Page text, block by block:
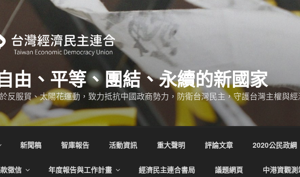
由、平等、團結、永續的新國家
反服貿、太陽花運動，致力抵抗中國政商勢力，防衛台灣民主，守護台灣主權與
新聞稿 智庫報告 活動資訊 重大聲明 評論文章 2020公民政綱
徵信 年度報告與工作計畫 經濟民主連合書局 議題網頁 中港資觀測